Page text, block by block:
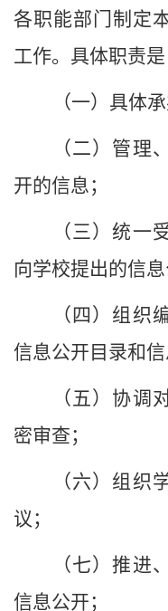
各职能部门制定
工作。具体职责是
（一）具体
（二）管理
开的信息；
（三）统一
向学校提出的信息
（四）组织
信息公开目录和
（五）协调
密审查；
（六）组织
议；
（七）推进
信息公开；